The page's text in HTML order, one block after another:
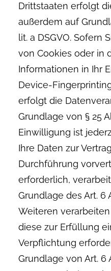
Drittstaaten erfolgt
außerdem auf
lit. a DSGVO. Sofern
von Cookies oder in
Informationen in Ihr
Device-
erfolgt die
Grundlage von § 25
Einwilligung ist
Ihre Daten zur
Durchführung
erforderlich,
Grundlage des Art. 6
Weiteren
diese zur Erfüllung
Verpflichtung
Grundlage von Art. 6